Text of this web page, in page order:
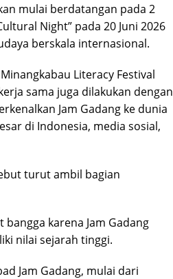
mulai berdatangan pada 2
Night” pada 20 Juni 2026
berskala internasional.
Literacy Festival
sama juga dilakukan dengan
Jam Gadang ke dunia
di Indonesia, media sosial,
turut ambil bagian
karena Jam Gadang
nilai sejarah tinggi.
Jam Gadang, mulai dari